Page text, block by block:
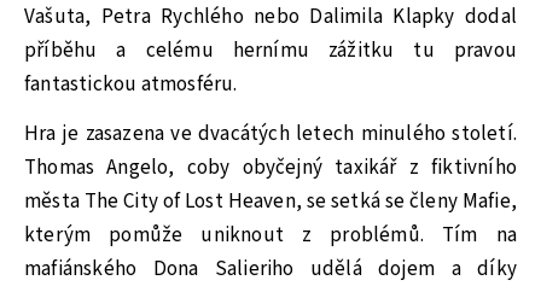
Vašuta, Petra Rychlého nebo Dalimila Klapky dodal
příběhu a celému hernímu zážitku tu pravou
fantastickou atmosféru.
Hra je zasazena ve dvacátých letech minulého století.
Thomas Angelo, coby obyčejný taxikář z fiktivního
města The City of Lost Heaven, se setká se členy Mafie,
kterým pomůže uniknout z problémů. Tím na
mafiánského Dona Salieriho udělá dojem a díky